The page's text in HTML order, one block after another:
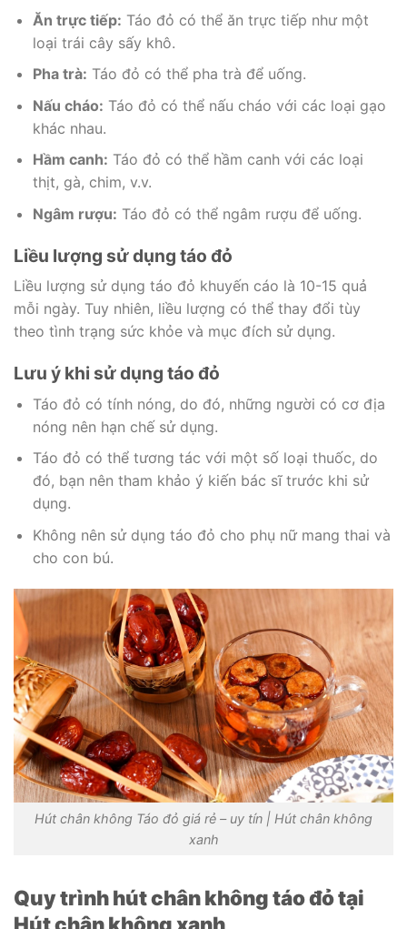
Ăn trực tiếp: Táo đỏ có thể ăn trực tiếp như một
loại trái cây sấy khô.
Pha trà: Táo đỏ có thể pha trà để uống.
Nấu cháo: Táo đỏ có thể nấu cháo với các loại gạo
khác nhau.
Hầm canh: Táo đỏ có thể hầm canh với các loại
thịt, gà, chim, v.v.
Ngâm rượu: Táo đỏ có thể ngâm rượu để uống.
Liều lượng sử dụng táo đỏ
Liều lượng sử dụng táo đỏ khuyến cáo là 10-15 quả
mỗi ngày. Tuy nhiên, liều lượng có thể thay đổi tùy
theo tình trạng sức khỏe và mục đích sử dụng.
Lưu ý khi sử dụng táo đỏ
Táo đỏ có tính nóng, do đó, những người có cơ địa
nóng nên hạn chế sử dụng.
Táo đỏ có thể tương tác với một số loại thuốc, do
đó, bạn nên tham khảo ý kiến bác sĩ trước khi sử
dụng.
Không nên sử dụng táo đỏ cho phụ nữ mang thai và
cho con bú.
Hút chân không Táo đỏ giá rẻ – uy tín | Hút chân không
xanh
Quy trình hút chân không táo đỏ tại
Hút chân không xanh